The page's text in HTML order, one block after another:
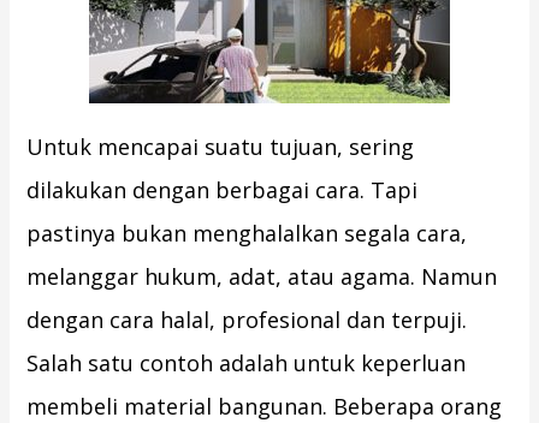
Untuk mencapai suatu tujuan, sering
dilakukan dengan berbagai cara. Tapi
pastinya bukan menghalalkan segala cara,
melanggar hukum, adat, atau agama. Namun
dengan cara halal, profesional dan terpuji.
Salah satu contoh adalah untuk keperluan
membeli material bangunan. Beberapa orang